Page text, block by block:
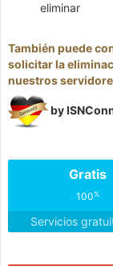
eliminar
También puede
solicitar la
nuestros
by
Gratis
100%
Servicios